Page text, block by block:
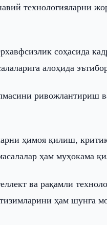
технологияларни
соҳасида
алоҳида
ривожлантириш
ҳимоя қилиш,
ҳам муҳокама
ва рақамли
ҳам шунга